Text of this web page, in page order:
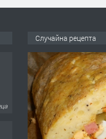
Случайна рецепта